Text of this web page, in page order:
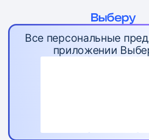
Все персональные
приложении